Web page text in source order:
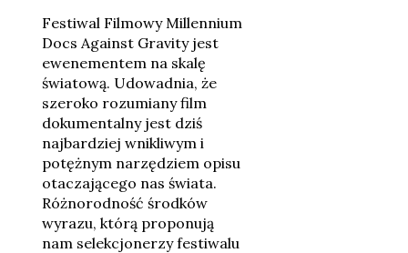
Festiwal Filmowy Millennium
Docs Against Gravity jest
ewenementem na skalę
światową. Udowadnia, że
szeroko rozumiany film
dokumentalny jest dziś
najbardziej wnikliwym i
potężnym narzędziem opisu
otaczającego nas świata.
Różnorodność środków
wyrazu, którą proponują
nam selekcjonerzy festiwalu